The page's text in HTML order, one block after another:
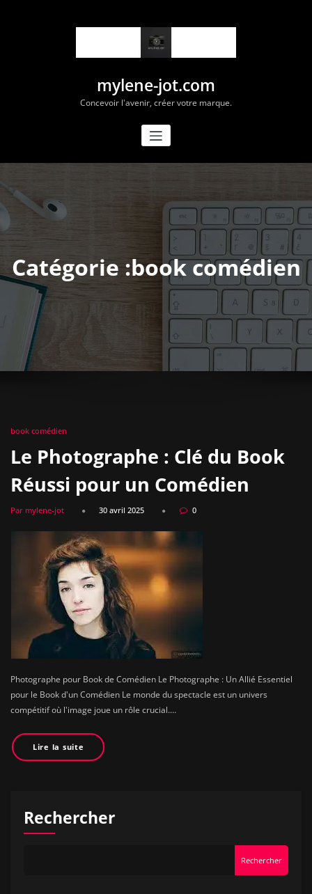
mylene-jot.com
Concevoir l'avenir, créer votre marque.
Catégorie :book comédien
book comédien
Le Photographe : Clé du Book
Réussi pour un Comédien
Par mylene-jot 30 avril 2025 0
Photographe pour Book de Comédien Le Photographe : Un Allié Essentiel
pour le Book d'un Comédien Le monde du spectacle est un univers
compétitif où l'image joue un rôle crucial.…
Lire la suite
Rechercher
Rechercher